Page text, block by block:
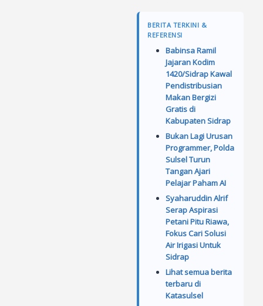
BERITA TERKINI &
REFERENSI
Babinsa Ramil
Jajaran Kodim
1420/Sidrap Kawal
Pendistribusian
Makan Bergizi
Gratis di
Kabupaten Sidrap
Bukan Lagi Urusan
Programmer, Polda
Sulsel Turun
Tangan Ajari
Pelajar Paham AI
Syaharuddin Alrif
Serap Aspirasi
Petani Pitu Riawa,
Fokus Cari Solusi
Air Irigasi Untuk
Sidrap
Lihat semua berita
terbaru di
Katasulsel